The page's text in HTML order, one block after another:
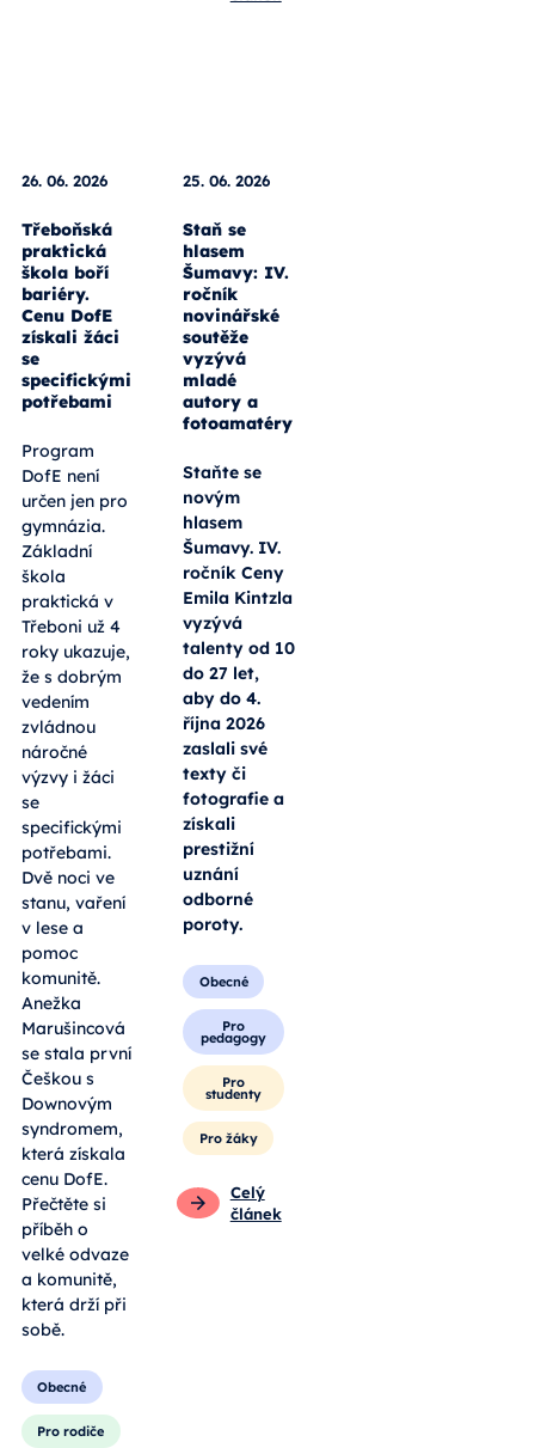
26. 06. 2026
Třeboňská
praktická
škola boří
bariéry.
Cenu DofE
získali žáci
se
specifickými
potřebami
Program
DofE není
určen jen pro
gymnázia.
Základní
škola
praktická v
Třeboni už 4
roky ukazuje,
že s dobrým
vedením
zvládnou
náročné
výzvy i žáci
se
specifickými
potřebami.
Dvě noci ve
stanu, vaření
v lese a
pomoc
komunitě.
Anežka
Marušincová
se stala první
Češkou s
Downovým
syndromem,
která získala
cenu DofE.
Přečtěte si
příběh o
velké odvaze
a komunitě,
která drží při
sobě.
Obecné
Pro rodiče
25. 06. 2026
Staň se
hlasem
Šumavy: IV.
ročník
novinářské
soutěže
vyzývá
mladé
autory a
fotoamatéry
Staňte se
novým
hlasem
Šumavy. IV.
ročník Ceny
Emila Kintzla
vyzývá
talenty od 10
do 27 let,
aby do 4.
října 2026
zaslali své
texty či
fotografie a
získali
prestižní
uznání
odborné
poroty.
Obecné
Pro
pedagogy
Pro
studenty
Pro žáky
Celý
článek